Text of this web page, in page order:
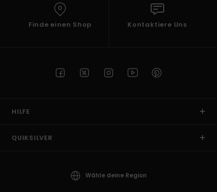
Finde einen Shop Kontaktiere Uns
HILFE
QUIKSILVER
Wähle deine Region